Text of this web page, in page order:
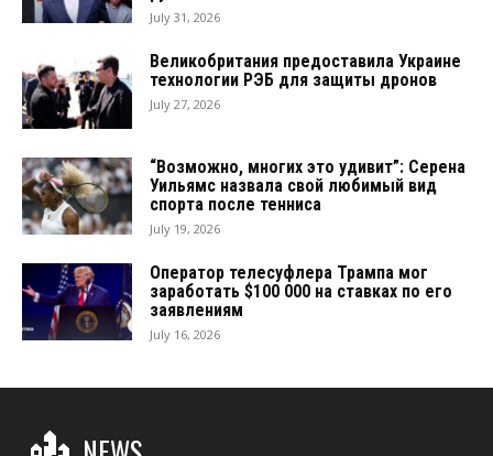
July 31, 2026
Великобритания предоставила Украине
технологии РЭБ для защиты дронов
July 27, 2026
“Возможно, многих это удивит”: Серена
Уильямс назвала свой любимый вид
спорта после тенниса
July 19, 2026
Оператор телесуфлера Трампа мог
заработать $100 000 на ставках по его
заявлениям
July 16, 2026